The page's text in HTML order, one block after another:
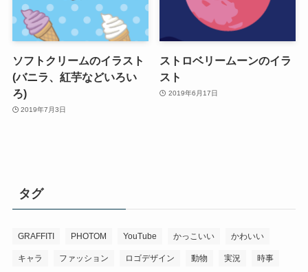
ソフトクリームのイラスト
(バニラ、紅芋などいろい
ろ)
2019年7月3日
ストロベリームーンのイラ
スト
2019年6月17日
タグ
GRAFFITI PHOTOM YouTube かっこいい かわいい
キャラ ファッション ロゴデザイン 動物 実況 時事